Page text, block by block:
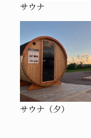
サウナ
サウナ（夕）